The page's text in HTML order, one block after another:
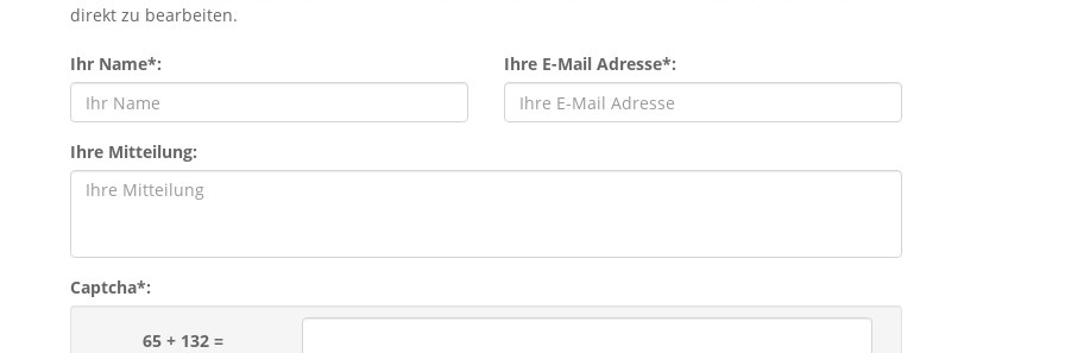
direkt zu bearbeiten.
Ihr Name*: Ihre E-Mail Adresse*:
Ihre Mitteilung:
Captcha*:
65 + 132 =